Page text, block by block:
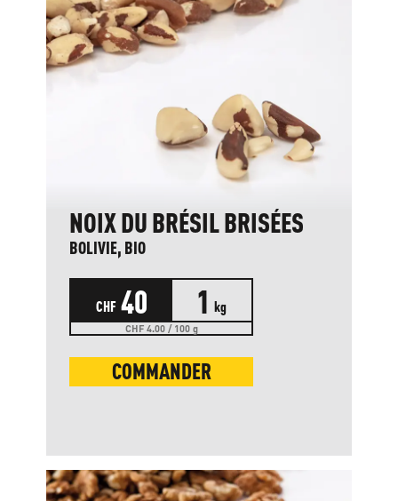
NOIX DU BRÉSIL BRISÉES
BOLIVIE, BIO
CHF 40 1 kg
CHF 4.00 / 100 g
COMMANDER